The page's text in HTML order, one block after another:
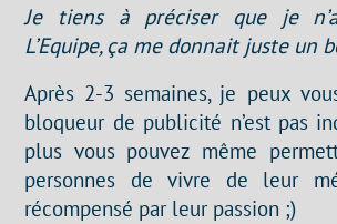
Je tiens à préciser que je
L’Equipe, ça me donnait juste un
Après 2-3 semaines, je peux
bloqueur de publicité n’est pas
plus vous pouvez même
personnes de vivre de leur
récompensé par leur passion ;)